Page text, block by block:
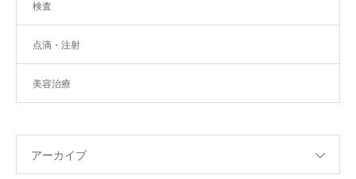
検査
点滴・注射
美容治療
アーカイブ